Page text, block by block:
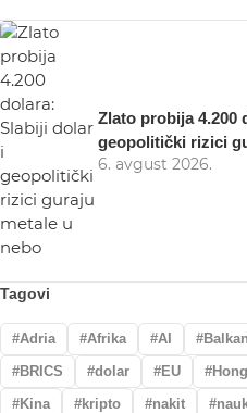
Zlato probija 4.200
geopolitički rizici
6. avgust 2026.
Tagovi
Adria Afrika AI Balkan
BRICS
dolar EU
Kina
kripto nakit